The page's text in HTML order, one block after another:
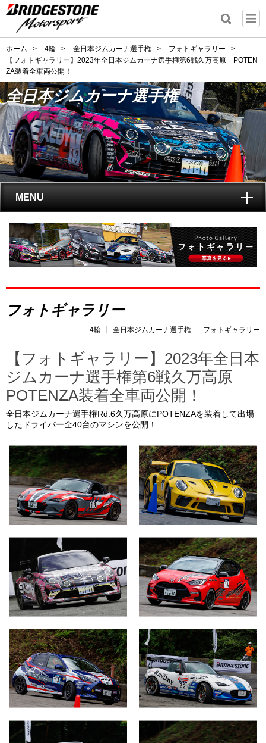
ホーム > 4輪 > 全日本ジムカーナ選手権 > フォトギャラリー
>
【フォトギャラリー】2023年全日本ジムカーナ選手権第6戦久万高原 POTEN
ZA装着全車両公開！
全日本ジムカーナ選手権
MENU
トップ
全日本ジムカーナ選手権とは?
レポート
速報
ポイント ランキング
フォトギャラリー
4輪 全日本ジムカーナ選手権 フォトギャラリー
【フォトギャラリー】2023年全日本
ジムカーナ選手権第6戦久万高原
POTENZA装着全車両公開！
全日本ジムカーナ選手権Rd.6久万高原にPOTENZAを装着して出場
したドライバー全40台のマシンを公開！